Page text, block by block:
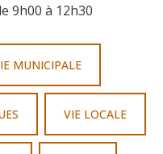
9h00 à 12h30
MUNICIPALE
VIE LOCALE